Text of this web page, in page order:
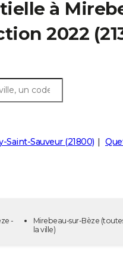
à
2022
Saint-Sauveur (21800)
-
Mirebeau-sur-Bèze
la ville)